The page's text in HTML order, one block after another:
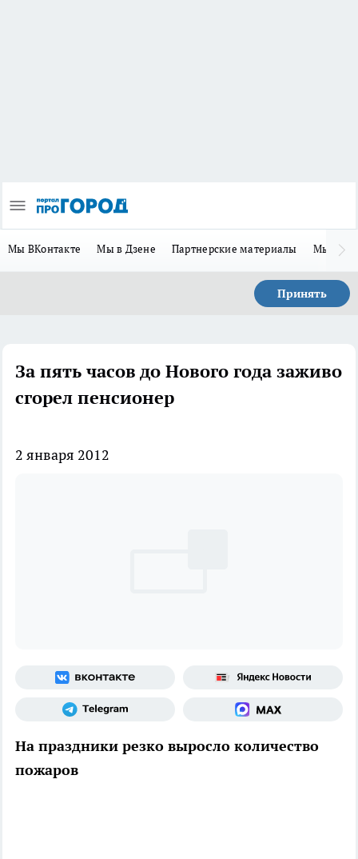
Мы ВКонтакте Мы в Дзене Партнерские материалы Мы в
Принять
За пять часов до Нового года заживо
сгорел пенсионер
2 января 2012
На праздники резко выросло количество
пожаров